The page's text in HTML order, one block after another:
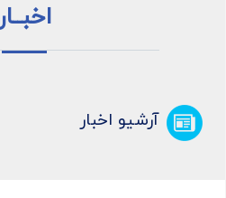
آرشیو اخبار